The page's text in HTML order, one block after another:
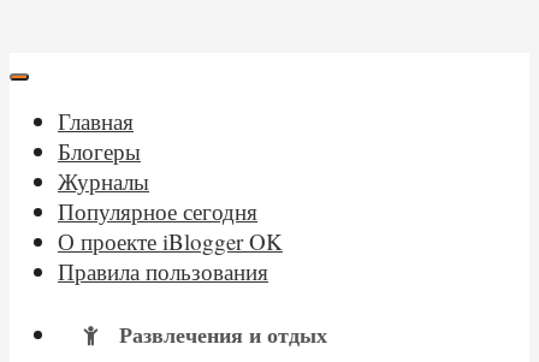
Главная
Блогеры
Журналы
Популярное сегодня
О проекте iBlogger OK
Правила пользования
Развлечения и отдых